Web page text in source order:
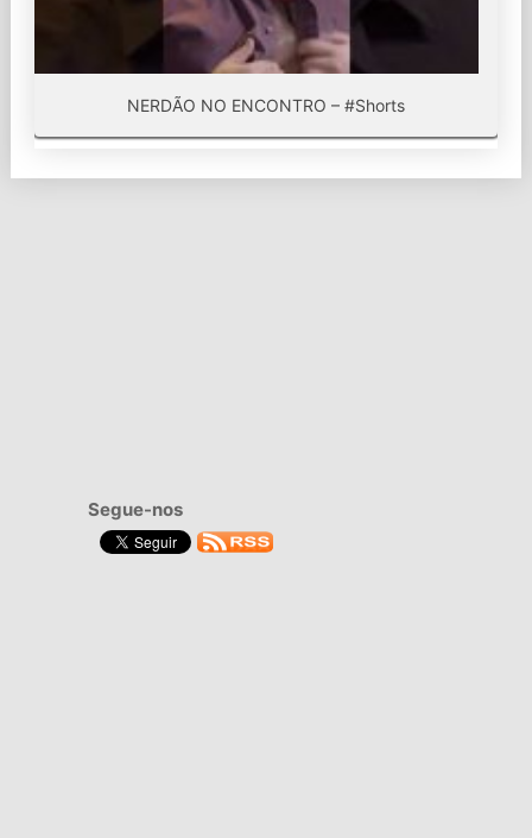
NERDÃO NO ENCONTRO – #Shorts
Segue-nos